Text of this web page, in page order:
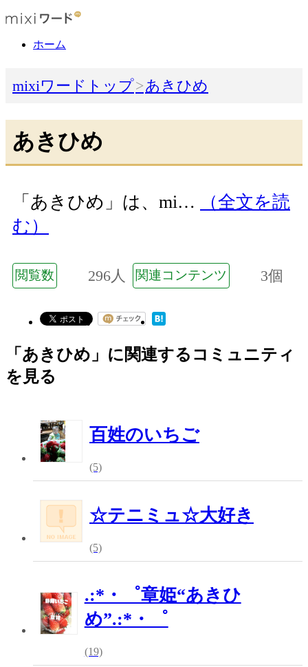
ホーム
mixiワードトップ あきひめ
あきひめ
「あきひめ」は、mi…
（全文を読
む）
閲覧数 296人 関連コンテンツ 3個
「あきひめ」に関連するコミュニティ
を見る
百姓のいちご
(5)
☆テニミュ☆大好き
(5)
.:*・゜章姫“あきひ
め”.:*・゜
(19)